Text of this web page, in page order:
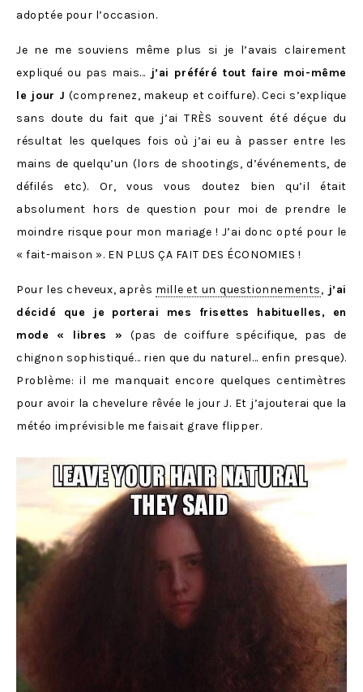
adoptée pour l’occasion.
Je ne me souviens même plus si je l’avais clairement
expliqué ou pas mais… j’ai préféré tout faire moi-même
le jour J (comprenez, makeup et coiffure). Ceci s’explique
sans doute du fait que j’ai TRÈS souvent été déçue du
résultat les quelques fois où j’ai eu à passer entre les
mains de quelqu’un (lors de shootings, d’événements, de
défilés etc). Or, vous vous doutez bien qu’il était
absolument hors de question pour moi de prendre le
moindre risque pour mon mariage ! J’ai donc opté pour le
« fait-maison ». EN PLUS ÇA FAIT DES ÉCONOMIES !
Pour les cheveux, après mille et un questionnements, j’ai
décidé que je porterai mes frisettes habituelles, en
mode « libres » (pas de coiffure spécifique, pas de
chignon sophistiqué… rien que du naturel… enfin presque).
Problème: il me manquait encore quelques centimètres
pour avoir la chevelure rêvée le jour J. Et j’ajouterai que la
météo imprévisible me faisait grave flipper.